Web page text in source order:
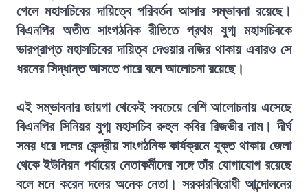
গেলে মহাসচিবের দায়িত্বে পরিবর্তন আসার সম্ভাবনা রয়েছে।
বিএনপির অতীত সাংগঠনিক রীতিতে প্রথম যুগ্ম মহাসচিবকে
ভারপ্রাপ্ত মহাসচিবের দায়িত্ব দেওয়ার নজির থাকায় এবারও সে
ধরনের সিদ্ধান্ত আসতে পারে বলে আলোচনা রয়েছে।
এই সম্ভাবনার জায়গা থেকেই সবচেয়ে বেশি আলোচনায় এসেছে
বিএনপির সিনিয়র যুগ্ম মহাসচিব রুহুল কবির রিজভীর নাম। দীর্ঘ
সময় ধরে দলের কেন্দ্রীয় সাংগঠনিক কার্যক্রমে যুক্ত থাকায় জেলা
থেকে ইউনিয়ন পর্যায়ের নেতাকর্মীদের সঙ্গে তাঁর যোগাযোগ রয়েছে
বলে মনে করেন দলের অনেক নেতা। সরকারবিরোধী আন্দোলনের